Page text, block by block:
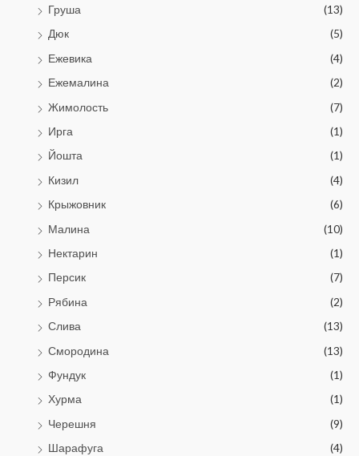
Груша
(13)
Дюк
(5)
Ежевика
(4)
Ежемалина
(2)
Жимолость
(7)
Ирга
(1)
Йошта
(1)
Кизил
(4)
Крыжовник
(6)
Малина
(10)
Нектарин
(1)
Персик
(7)
Рябина
(2)
Слива
(13)
Смородина
(13)
Фундук
(1)
Хурма
(1)
Черешня
(9)
Шарафуга
(4)